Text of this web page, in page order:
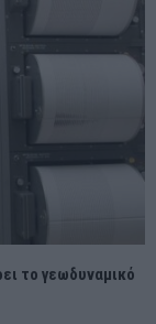
το γεωδυναμικό